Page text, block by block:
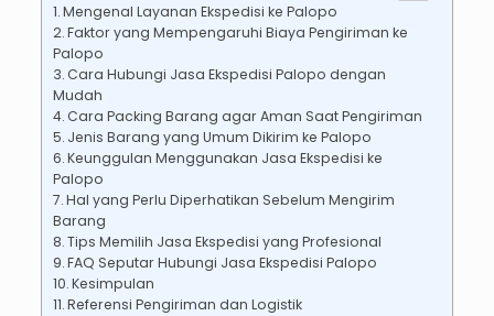
Mengenal Layanan Ekspedisi ke Palopo
Faktor yang Mempengaruhi Biaya Pengiriman ke
Palopo
Cara Hubungi Jasa Ekspedisi Palopo dengan
Mudah
Cara Packing Barang agar Aman Saat Pengiriman
Jenis Barang yang Umum Dikirim ke Palopo
Keunggulan Menggunakan Jasa Ekspedisi ke
Palopo
Hal yang Perlu Diperhatikan Sebelum Mengirim
Barang
Tips Memilih Jasa Ekspedisi yang Profesional
FAQ Seputar Hubungi Jasa Ekspedisi Palopo
Kesimpulan
Referensi Pengiriman dan Logistik